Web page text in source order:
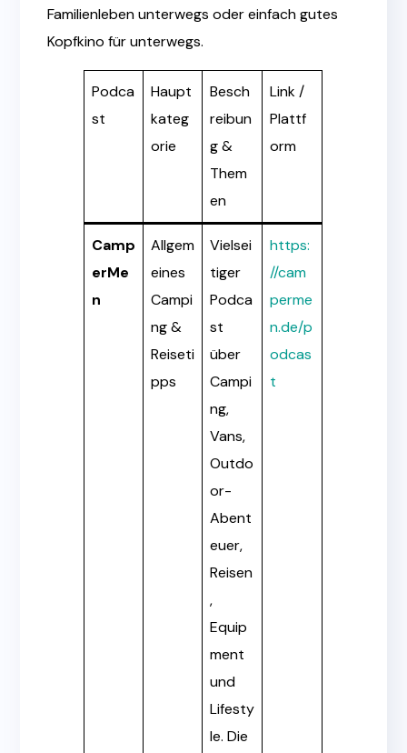
Familienleben unterwegs oder einfach gutes
Kopfkino für unterwegs.
Podca
st
Haupt
kateg
orie
Besch
reibun
g &
Them
en
Link /
Plattf
orm
Camp
erMe
n
Allgem
eines
Campi
ng &
Reiseti
pps
Vielsei
tiger
Podca
st
über
Campi
ng,
Vans,
Outdo
or-
Abent
euer,
Reisen
,
Equip
ment
und
Lifesty
le. Die
https:
//cam
perme
n.de/p
odcas
t